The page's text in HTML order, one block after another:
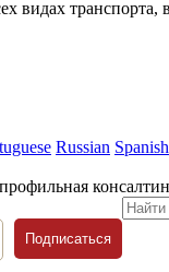
видах
Russian Spanish
Подписаться